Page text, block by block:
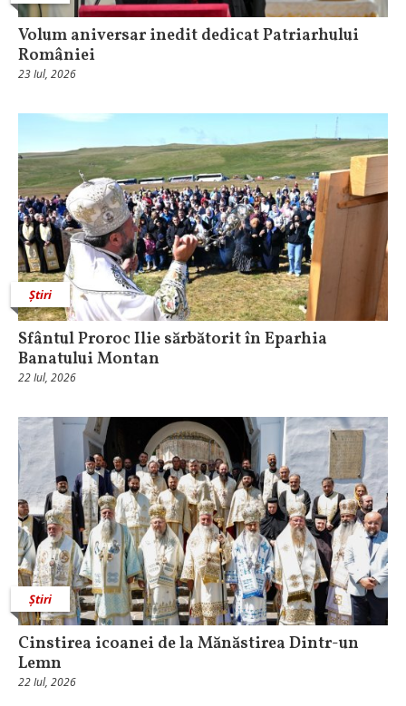
Volum aniversar inedit dedicat Patriarhului
României
23 Iul, 2026
Știri
Sfântul Proroc Ilie sărbătorit în Eparhia
Banatului Montan
22 Iul, 2026
Știri
Cinstirea icoanei de la Mănăstirea Dintr-un
Lemn
22 Iul, 2026